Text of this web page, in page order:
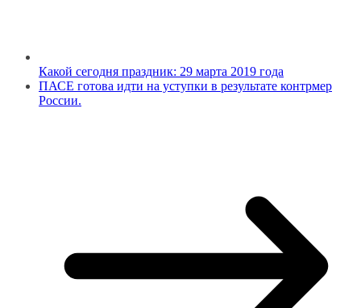
Какой сегодня праздник: 29 марта 2019 года
ПАСЕ готова идти на уступки в результате контрмер
России.